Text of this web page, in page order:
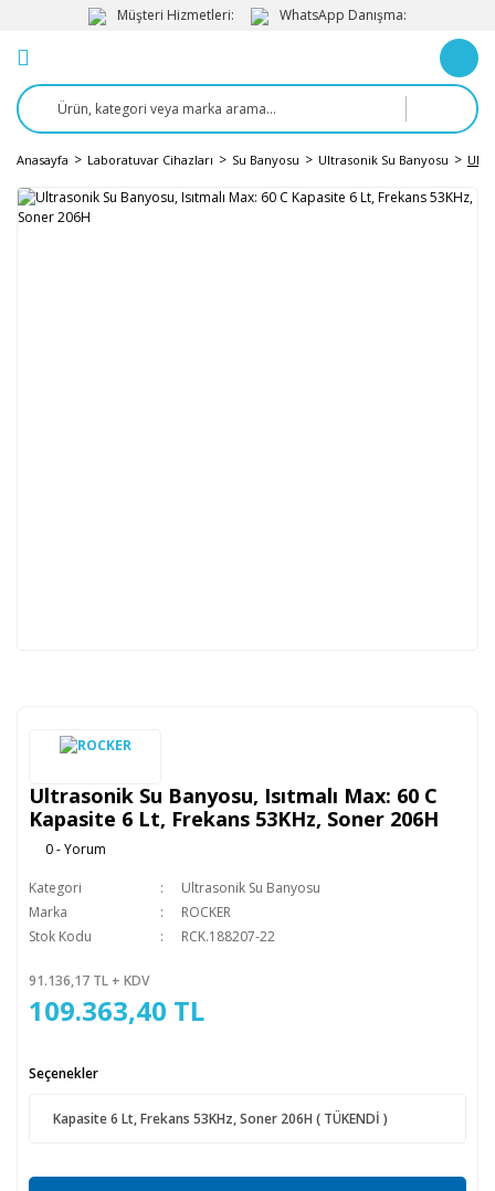
Müşteri Hizmetleri: WhatsApp Danışma:
Anasayfa Laboratuvar Cihazları Su Banyosu Ultrasonik Su Banyosu
Ultrasonik Su Banyosu, Isıtmalı Max: 60 C
Kapasite 6 Lt, Frekans 53KHz, Soner 206H
0 - Yorum
Kategori
Ultrasonik Su Banyosu
Marka
ROCKER
Stok Kodu
RCK.188207-22
91.136,17 TL + KDV
109.363,40 TL
Seçenekler